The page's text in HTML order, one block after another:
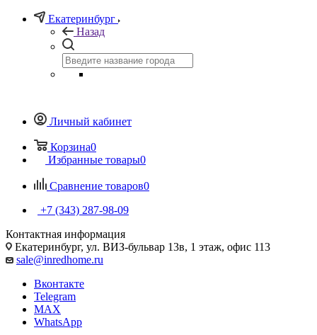
Екатеринбург
Назад
Личный кабинет
Корзина0
Избранные товары0
Сравнение товаров0
+7 (343) 287-98-09
Контактная информация
Екатеринбург, ул. ВИЗ-бульвар 13в, 1 этаж, офис 113
sale@inredhome.ru
Вконтакте
Telegram
MAX
WhatsApp